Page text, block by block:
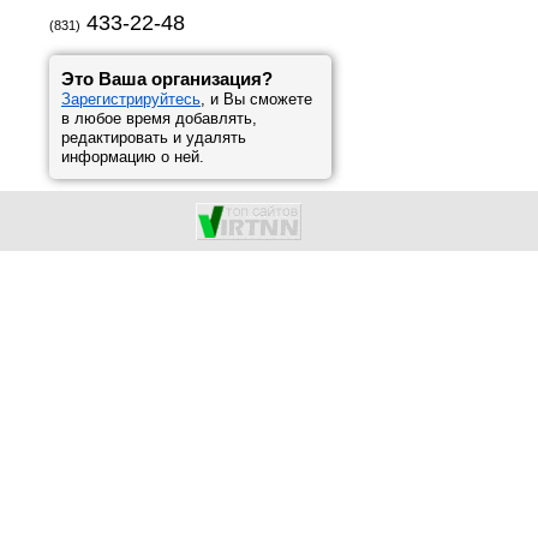
(831) 433-22-48
Это Ваша организация?
Зарегистрируйтесь, и Вы сможете
в любое время добавлять,
редактировать и удалять
информацию о ней.